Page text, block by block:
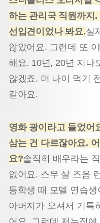
하는 관리국 직원까지.
선입견이었나 봐요.실
않았어요. 그런데 또
해요. 10년, 20년 지나
않겠죠. 더 나이 먹기
같아요.
영화 광이라고 들었어
삼는 건 다르잖아요.
요?솔직히 배우라는
없어요. 스무 살 즈음
등학생 때 모델 연습
아버지가 오셔서 기특